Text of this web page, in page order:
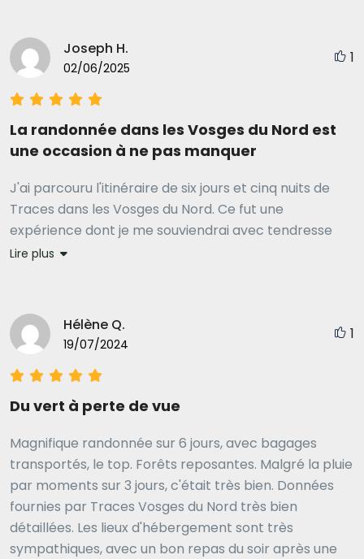
Joseph H.
02/06/2025
1
La randonnée dans les Vosges du Nord est
une occasion à ne pas manquer
J'ai parcouru l'itinéraire de six jours et cinq nuits de
Traces dans les Vosges du Nord. Ce fut une
expérience dont je me souviendrai avec tendresse
pour les années à venir. Les forêts, les châteaux et les
Traces était facile à utiliser, et a fourni des
informations supplémentaires qui ont rendu mon
confortables et calmes. En ce qui concerne les
arrangements, Isabel a été communicative, serviable
et débrouillarde tout au long du processus. Tout s'est
bien passé, comme prévu.
Lire plus
Hélène Q.
19/07/2024
1
Du vert à perte de vue
Magnifique randonnée sur 6 jours, avec bagages
transportés, le top. Forêts reposantes. Malgré la pluie
par moments sur 3 jours, c'était très bien. Données
fournies par Traces Vosges du Nord très bien
détaillées. Les lieux d'hébergement sont très
sympathiques, avec un bon repas du soir après une